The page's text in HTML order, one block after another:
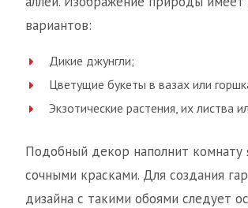
вариантов:
Дикие джунгли;
Цветущие букеты в вазах или
Экзотические растения, их листва
Подобный декор наполнит комнату
сочными красками. Для создания
дизайна с такими обоями следует